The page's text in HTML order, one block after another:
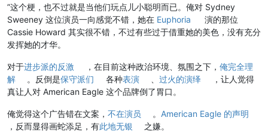
”这个梗，也不过就是当他们玩点儿小聪明而已。俺对 Sydney
Sweeney 这位演员一向感觉不错，她在 Euphoria
演的那位
Cassie Howard 其实很不错，不过有些过于借重她的美色，没有充分
发挥她的才华。
对于进步派的反激 ，在目前这种政治环境、氛围之下，俺完全理
解
。反倒是保守派们 各种表演 过火的演绎
，让人觉得
真让人对 American Eagle 这个品牌倒了胃口。
俺觉得这个广告错在文案， 不在演员 。 American Eagle 的声明
，反而显得画蛇添足，有此地无银 之嫌。